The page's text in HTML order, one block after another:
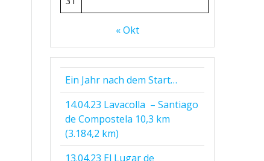
« Okt
Ein Jahr nach dem Start…
14.04.23 Lavacolla – Santiago
de Compostela 10,3 km
(3.184,2 km)
13.04.23 El Lugar de